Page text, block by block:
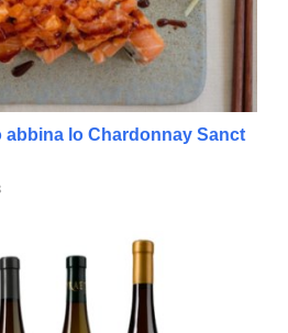
abbina lo Chardonnay Sanct